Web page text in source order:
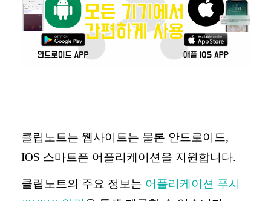
클립노트는 웹사이트는 물론 안드로이드,
IOS 스마트폰 어플리케이션을 지원 합니다.
클립노트의 주요 정보는 어플리케이션 푸시